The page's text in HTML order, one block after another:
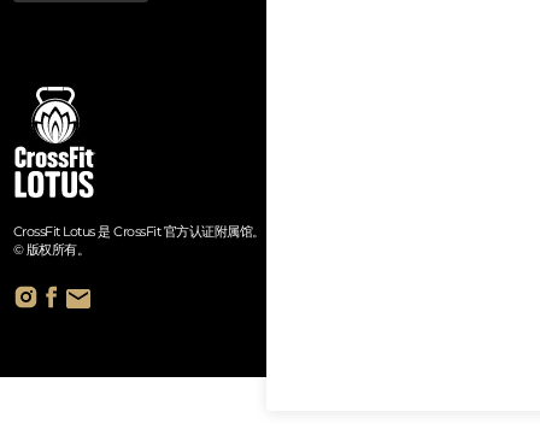
CrossFit Lotus 是 CrossFit 官方认证附属馆。
© 版权所有。